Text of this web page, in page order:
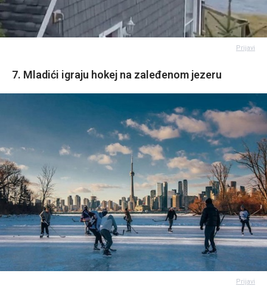
Prijavi
7. Mladići igraju hokej na zaleđenom jezeru
Prijavi